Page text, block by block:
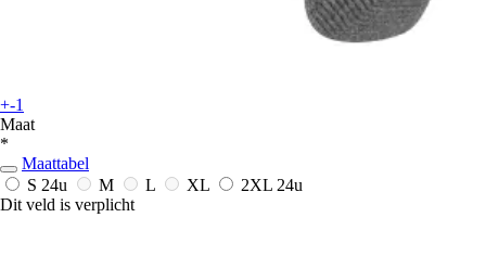
+-1
Maat
*
Maattabel
S 24u M L XL 2XL 24u
Dit veld is verplicht